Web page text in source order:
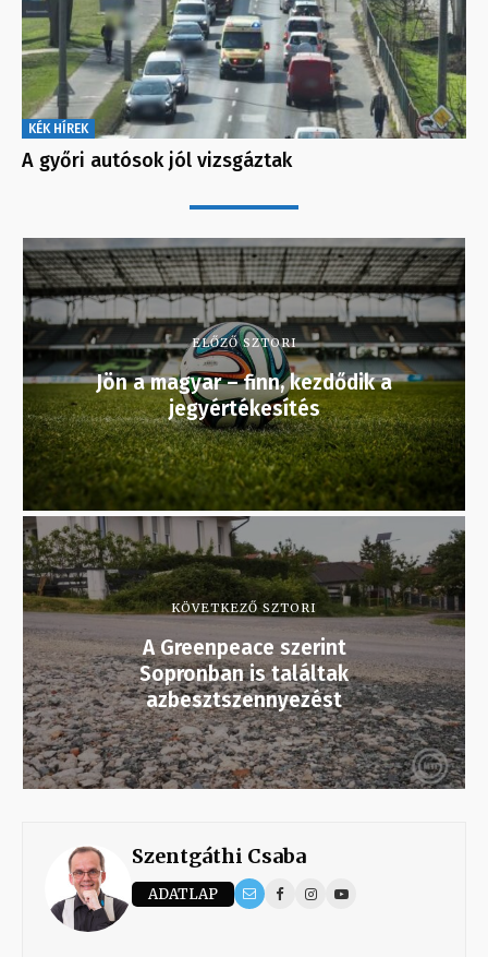
KÉK HÍREK
A győri autósok jól vizsgáztak
ELŐZŐ SZTORI
Jön a magyar – finn, kezdődik a
jegyértékesítés
KÖVETKEZŐ SZTORI
A Greenpeace szerint
Sopronban is találtak
azbesztszennyezést
Szentgáthi Csaba
ADATLAP